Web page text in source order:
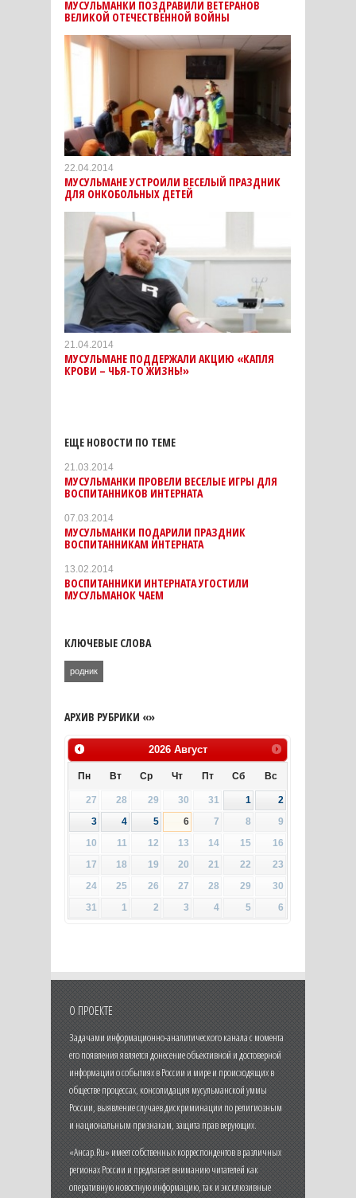
МУСУЛЬМАНКИ ПОЗДРАВИЛИ ВЕТЕРАНОВ
ВЕЛИКОЙ ОТЕЧЕСТВЕННОЙ ВОЙНЫ
22.04.2014
МУСУЛЬМАНЕ УСТРОИЛИ ВЕСЕЛЫЙ ПРАЗДНИК
ДЛЯ ОНКОБОЛЬНЫХ ДЕТЕЙ
21.04.2014
МУСУЛЬМАНЕ ПОДДЕРЖАЛИ АКЦИЮ «КАПЛЯ
КРОВИ – ЧЬЯ-ТО ЖИЗНЬ!»
ЕЩЕ НОВОСТИ ПО ТЕМЕ
21.03.2014
МУСУЛЬМАНКИ ПРОВЕЛИ ВЕСЕЛЫЕ ИГРЫ ДЛЯ
ВОСПИТАННИКОВ ИНТЕРНАТА
07.03.2014
МУСУЛЬМАНКИ ПОДАРИЛИ ПРАЗДНИК
ВОСПИТАННИКАМ ИНТЕРНАТА
13.02.2014
ВОСПИТАННИКИ ИНТЕРНАТА УГОСТИЛИ
МУСУЛЬМАНОК ЧАЕМ
КЛЮЧЕВЫЕ СЛОВА
родник
АРХИВ РУБРИКИ «»
2026 Август
Пн Вт Ср Чт Пт Сб Вс
27 28 29 30 31 1
2
3
4 5 6 7 8
9
10
11 12 13 14 15
16
17
18 19 20 21 22
23
24
25 26 27 28 29
30
31
1 2 3 4 5 6
О ПРОЕКТЕ
Задачами информационно-аналитического канала с момента
его появления является донесение объективной и достоверной
информации о событиях в России и мире и происходящих в
обществе процессах, консолидация мусульманской уммы
России, выявление случаев дискриминации по религиозным
и национальным признакам, защита прав верующих.
«Ансар.Ru» имеет собственных корреспондентов в различных
регионах России и предлагает вниманию читателей как
оперативную новостную информацию, так и эксклюзивные